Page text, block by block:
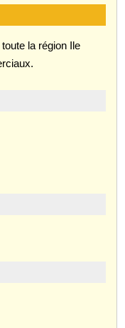
la région Ile